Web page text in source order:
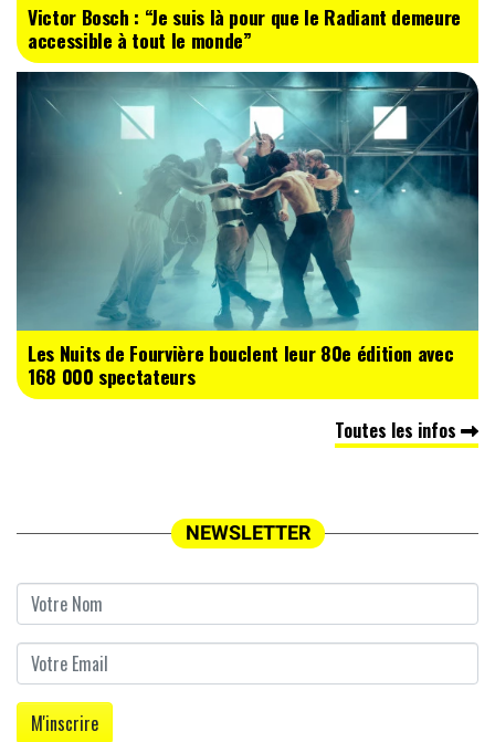
Victor Bosch : “Je suis là pour que le Radiant demeure
accessible à tout le monde”
Les Nuits de Fourvière bouclent leur 80e édition avec
168 000 spectateurs
Toutes les infos
NEWSLETTER